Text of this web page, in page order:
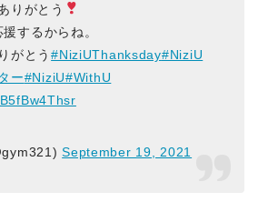
りがとう
するからね。
がとう#NiziUThanksday#NiziU
ー#NiziU#WithU
September 19, 2021